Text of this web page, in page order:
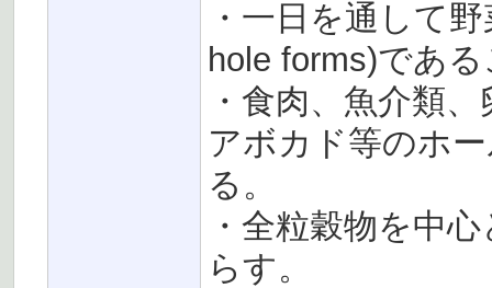
・一日を通して
hole forms)であ
・食肉、魚介類
アボカド等のホ
る。
・全粒穀物を中
らす。